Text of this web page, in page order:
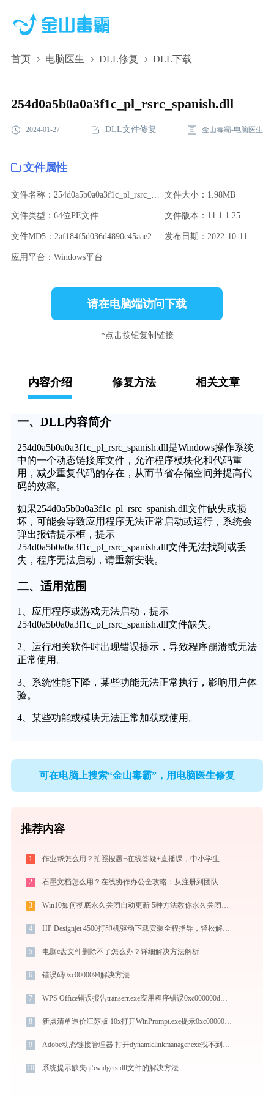
首页 电脑医生 DLL修复 DLL下载
254d0a5b0a0a3f1c_pl_rsrc_spanish.dll
2024-01-27 DLL文件修复 金山毒霸-电脑医生
文件属性
文件名称：254d0a5b0a0a3f1c_pl_rsrc_spanish.dll 文件大小：1.98MB
文件类型：64位PE文件 文件版本：11.1.1.25
文件MD5：2af184f5d036d4890c45aae2051bb646 发布日期：2022-10-11
应用平台：Windows平台
请在电脑端访问下载
*点击按钮复制链接
内容介绍 修复方法 相关文章
一、DLL内容简介
254d0a5b0a0a3f1c_pl_rsrc_spanish.dll是Windows操作系统
中的一个动态链接库文件，允许程序模块化和代码重
用，减少重复代码的存在，从而节省存储空间并提高代
码的效率。
如果254d0a5b0a0a3f1c_pl_rsrc_spanish.dll文件缺失或损
坏，可能会导致应用程序无法正常启动或运行，系统会
弹出报错提示框，提示
254d0a5b0a0a3f1c_pl_rsrc_spanish.dll文件无法找到或丢
失，程序无法启动，请重新安装。
二、适用范围
1、应用程序或游戏无法启动，提示
254d0a5b0a0a3f1c_pl_rsrc_spanish.dll文件缺失。
2、运行相关软件时出现错误提示，导致程序崩溃或无法
正常使用。
3、系统性能下降，某些功能无法正常执行，影响用户体
验。
4、某些功能或模块无法正常加载或使用。
可在电脑上搜索“金山毒霸”，用电脑医生修复
推荐内容
1 作业帮怎么用？拍照搜题+在线答疑+直播课，中小学生辅导全攻略
2 石墨文档怎么用？在线协作办公全攻略：从注册到团队高效协同
3 Win10如何彻底永久关闭自动更新 5种方法教你永久关闭win10自动更新
4 HP Designjet 4500打印机驱动下载安装全程指导，轻松解决打印问题
5 电脑c盘文件删除不了怎么办？详细解决方法解析
6 错误码0xc0000094解决方法
7 WPS Office错误报告transerr.exe应用程序错误0xc000000d解决方法
8 新点清单造价江苏版 10x打开WinPrompt.exe提示0xc0000005错误码怎么办
9 Adobe动态链接管理器 打开dynamiclinkmanager.exe找不到dvacore.dll怎么办
10 系统提示缺失qt5widgets.dll文件的解决方法